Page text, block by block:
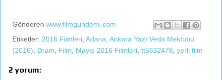
Gönderen www.filmgundemi.com
Etiketler: 2016 Filmleri Adana Ankara Yazı Veda Mektubu
(2016)
Dram Film Mayıs 2016 Filmleri tt5632478 yerli film
2 yorum: